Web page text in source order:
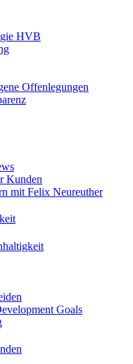
HVB
Offenlegungen
Kunden
mit Felix Neureuther
Goals